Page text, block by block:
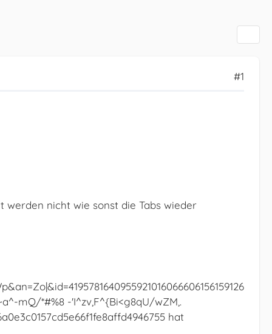
#1
nicht wie sonst die Tabs wieder
mQ/*#%8 -'I^zv,F^{Bi<g8qU/wZM,.
hat